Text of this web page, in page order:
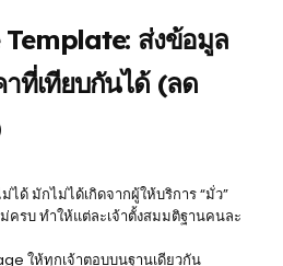
Template: ส่งข้อมูล
าที่เทียบกันได้ (ลด
ได้ มักไม่ได้เกิดจากผู้ให้บริการ “มั่ว”
ครบ ทำให้แต่ละเจ้าตั้งสมมติฐานคนละ
ให้ทุกเจ้าตอบบนฐานเดียวกัน